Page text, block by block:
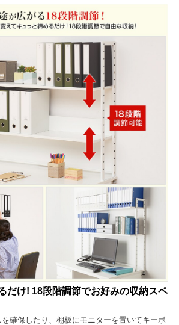
だけ! 18段階調節でお好みの収納スペ
確保したり、棚板にモニターを置いてキーボ